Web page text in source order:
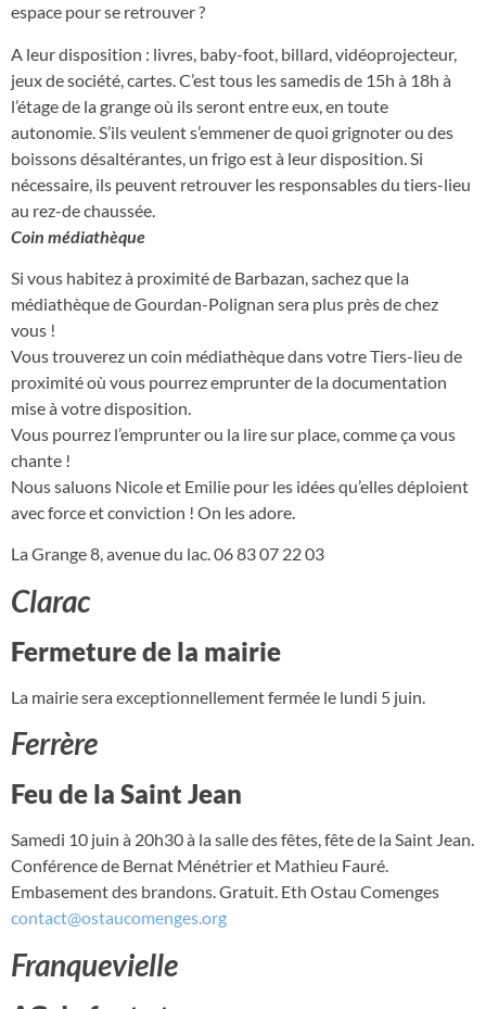
espace pour se retrouver ?
A leur disposition : livres, baby-foot, billard, vidéoprojecteur,
jeux de société, cartes. C’est tous les samedis de 15h à 18h à
l’étage de la grange où ils seront entre eux, en toute
autonomie. S’ils veulent s’emmener de quoi grignoter ou des
boissons désaltérantes, un frigo est à leur disposition. Si
nécessaire, ils peuvent retrouver les responsables du tiers-lieu
au rez-de chaussée.
Coin médiathèque
Si vous habitez à proximité de Barbazan, sachez que la
médiathèque de Gourdan-Polignan sera plus près de chez
vous !
Vous trouverez un coin médiathèque dans votre Tiers-lieu de
proximité où vous pourrez emprunter de la documentation
mise à votre disposition.
Vous pourrez l’emprunter ou la lire sur place, comme ça vous
chante !
Nous saluons Nicole et Emilie pour les idées qu’elles déploient
avec force et conviction ! On les adore.
La Grange 8, avenue du lac. 06 83 07 22 03
Clarac
Fermeture de la mairie
La mairie sera exceptionnellement fermée le lundi 5 juin.
Ferrère
Feu de la Saint Jean
Samedi 10 juin à 20h30 à la salle des fêtes, fête de la Saint Jean.
Conférence de Bernat Ménétrier et Mathieu Fauré.
Embasement des brandons. Gratuit. Eth Ostau Comenges
contact@ostaucomenges.org
Franquevielle